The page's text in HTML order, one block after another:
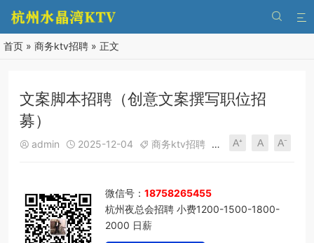


首页 » 商务ktv招聘 » 正文
文案脚本招聘（创意文案撰写职位招
募）
 admin  2025-12-04  商务ktv招聘  182 0
A⁺ A A⁻
微信号： 18758265455
杭州夜总会招聘 小费1200-1500-1800-
2000 日薪